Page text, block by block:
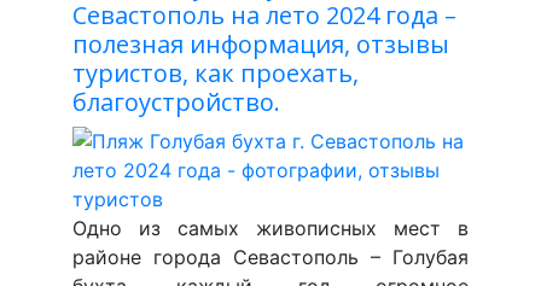
Севастополь на лето 2024 года –
полезная информация, отзывы
туристов, как проехать,
благоустройство.
Одно из самых живописных мест в
районе города Севастополь – Голубая